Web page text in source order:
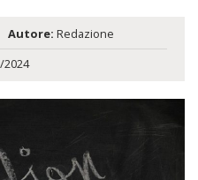
Autore: Redazione
2024